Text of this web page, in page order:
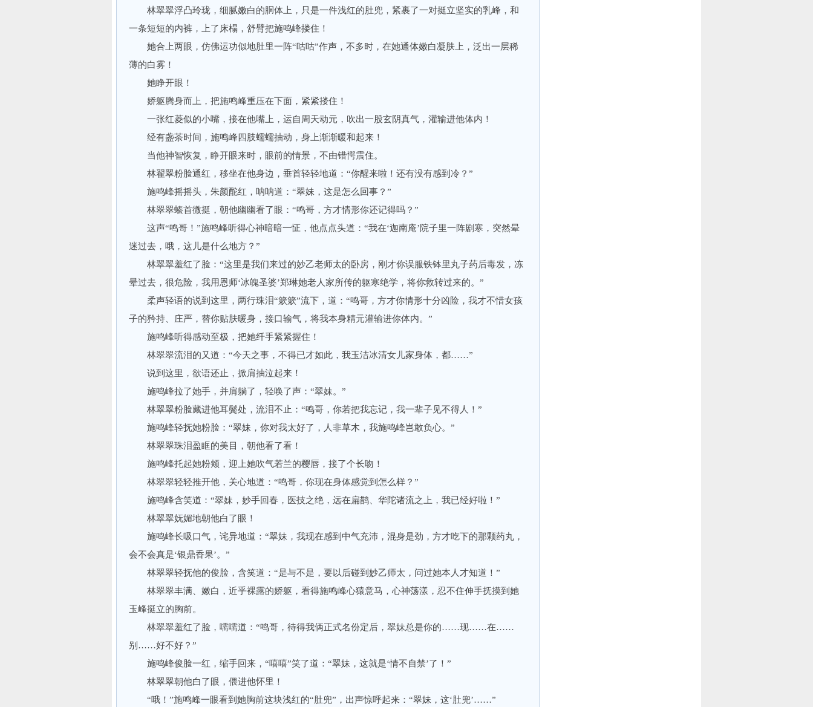
林翠翠浮凸玲珑，细腻嫩白的胴体上，只是一件浅红的肚兜，紧裹了一对挺立坚实的乳峰，和
一条短短的内裤，上了床榻，舒臂把施鸣峰搂住！
她合上两眼，仿佛运功似地肚里一阵“咕咕”作声，不多时，在她通体嫩白凝肤上，泛出一层稀
薄的白雾！
她睁开眼！
娇躯腾身而上，把施鸣峰重压在下面，紧紧搂住！
一张红菱似的小嘴，接在他嘴上，运自周天动元，吹出一股玄阴真气，灌输进他体内！
经有盏茶时间，施鸣峰四肢蠕蠕抽动，身上渐渐暖和起来！
当他神智恢复，睁开眼来时，眼前的情景，不由错愕震住。
林翟翠粉脸通红，移坐在他身边，垂首轻轻地道：“你醒来啦！还有没有感到冷？”
施鸣峰摇摇头，朱颜酡红，呐呐道：“翠妹，这是怎么回事？”
林翠翠螓首微挺，朝他幽幽看了眼：“鸣哥，方才情形你还记得吗？”
这声“鸣哥！”施鸣峰听得心神暗暗一怔，他点点头道：“我在‘迦南庵’院子里一阵剧寒，突然晕
迷过去，哦，这儿是什么地方？”
林翠翠羞红了脸：“这里是我们来过的妙乙老师太的卧房，刚才你误服铁钵里丸子药后毒发，冻
晕过去，很危险，我用恩师‘冰魄圣婆’郑琳她老人家所传的躯寒绝学，将你救转过来的。”
柔声轻语的说到这里，两行珠泪“簌簌”流下，道：“鸣哥，方才你情形十分凶险，我才不惜女孩
子的矜持、庄严，替你贴肤暖身，接口输气，将我本身精元灌输进你体内。”
施鸣峰听得感动至极，把她纤手紧紧握住！
林翠翠流泪的又道：“今天之事，不得已才如此，我玉洁冰清女儿家身体，都……”
说到这里，欲语还止，掀肩抽泣起来！
施鸣峰拉了她手，并肩躺了，轻唤了声：“翠妹。”
林翠翠粉脸藏进他耳鬓处，流泪不止：“鸣哥，你若把我忘记，我一辈子见不得人！”
施鸣峰轻抚她粉脸：“翠妹，你对我太好了，人非草木，我施鸣峰岂敢负心。”
林翠翠珠泪盈眶的美目，朝他看了看！
施鸣峰托起她粉颊，迎上她吹气若兰的樱唇，接了个长吻！
林翠翠轻轻推开他，关心地道：“鸣哥，你现在身体感觉到怎么样？”
施鸣峰含笑道：“翠妹，妙手回春，医技之绝，远在扁鹊、华陀诸流之上，我已经好啦！”
林翠翠妩媚地朝他白了眼！
施鸣峰长吸口气，诧异地道：“翠妹，我现在感到中气充沛，混身是劲，方才吃下的那颗药丸，
会不会真是‘银鼎香果’。”
林翠翠轻抚他的俊脸，含笑道：“是与不是，要以后碰到妙乙师太，问过她本人才知道！”
林翠翠丰满、嫩白，近乎裸露的娇躯，看得施鸣峰心猿意马，心神荡漾，忍不住伸手抚摸到她
玉峰挺立的胸前。
林翠翠羞红了脸，嚅嚅道：“鸣哥，待得我俩正式名份定后，翠妹总是你的……现……在……
别……好不好？”
施鸣峰俊脸一红，缩手回来，“嘻嘻”笑了道：“翠妹，这就是‘情不自禁’了！”
林翠翠朝他白了眼，偎进他怀里！
“哦！”施鸣峰一眼看到她胸前这块浅红的“肚兜”，出声惊呼起来：“翠妹，这‘肚兜’……”